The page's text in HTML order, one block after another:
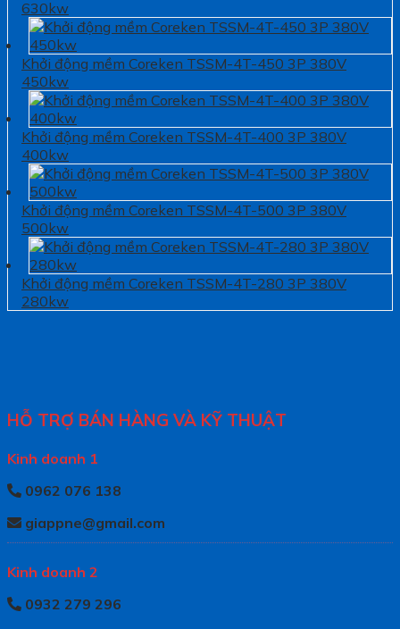
630kw
Khởi động mềm Coreken TSSM-4T-450 3P 380V
450kw
Khởi động mềm Coreken TSSM-4T-400 3P 380V
400kw
Khởi động mềm Coreken TSSM-4T-500 3P 380V
500kw
Khởi động mềm Coreken TSSM-4T-280 3P 380V
280kw
HỖ TRỢ BÁN HÀNG VÀ KỸ THUẬT
Kinh doanh 1
0962 076 138
giappne@gmail.com
Kinh doanh 2
0932 279 296